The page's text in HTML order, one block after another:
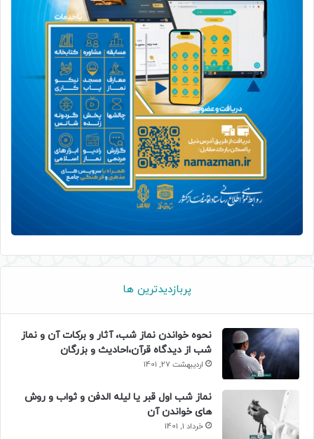
پربازدیدترین ها
نحوه خواندن نماز شب، آثار و برکات آن و نماز
شب از دیدگاه قرآن،احادیث و بزرگان
اردیبهشت 27, 1401
نماز شب اول قبر یا لیله الدفن و ثواب و روش
های خواندن آن
خرداد 1, 1401